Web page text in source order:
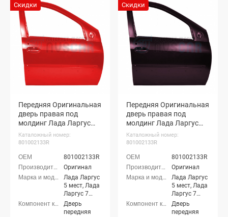
Скидки
Передняя Оригинальная
дверь правая под
молдинг Лада Ларгус
(Красный сплав 136)
Каталожный номер:
801002133R
801002133R
Оригинал
Лада Ларгус
5 мест, Лада
Ларгус 7
мест, Лада
Ларгус
Дверь
передняя
Скидки
Передняя Оригинальная
дверь правая под
молдинг Лада Ларгус
(Кашемир 283)
Каталожный номер:
801002133R
801002133R
Оригинал
Лада Ларгус
5 мест, Лада
Ларгус 7
мест, Лада
Ларгус
Дверь
передняя